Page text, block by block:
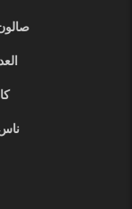
صالون
العدد PDF